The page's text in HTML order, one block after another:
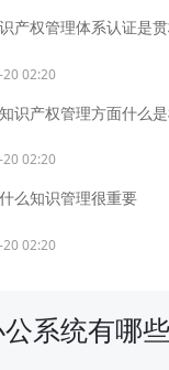
产权管理体系认证是
20 02:20
识产权管理方面什么
20 02:20
么知识管理很重要
20 02:20
系统有哪